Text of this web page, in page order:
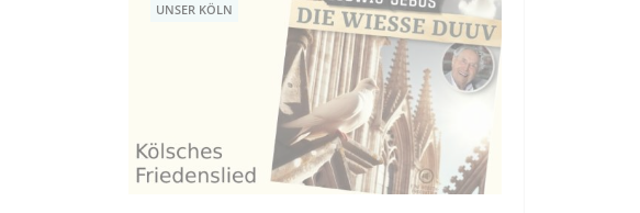
UNSER KÖLN